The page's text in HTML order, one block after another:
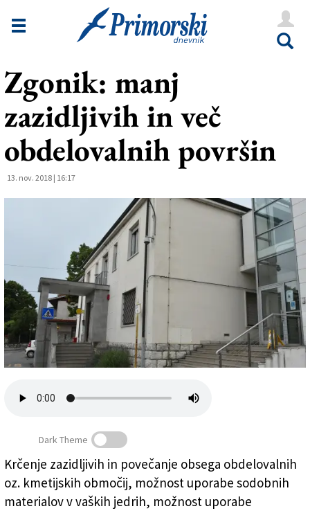
Novice
Goriška
Kultura
Šport
Še
Vreme
Uredništvo
Oglasi
Založnik
Zadruga PD
Zgonik: manj
zazidljivih in več
obdelovalnih površin
13. nov. 2018 | 16:17
Zgonik: manj zazidljivih in več obdelovalnih površin
Dark Theme
Krčenje zazidljivih in povečanje obsega obdelovalnih
oz. kmetijskih območij, možnost uporabe sodobnih
materialov v vaških jedrih, možnost uporabe